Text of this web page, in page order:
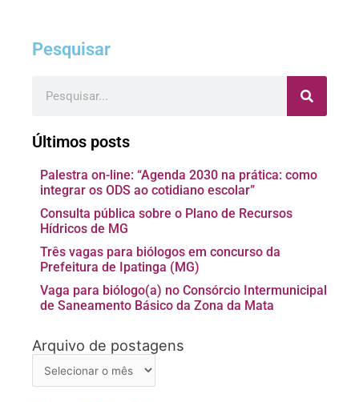
Pesquisar
Últimos posts
Palestra on-line: “Agenda 2030 na prática: como
integrar os ODS ao cotidiano escolar”
Consulta pública sobre o Plano de Recursos
Hídricos de MG
Três vagas para biólogos em concurso da
Prefeitura de Ipatinga (MG)
Vaga para biólogo(a) no Consórcio Intermunicipal
de Saneamento Básico da Zona da Mata
Arquivo de postagens
Arquivo